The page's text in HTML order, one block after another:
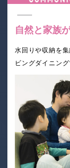
自然と家族
水回りや収納を
ビングダイニン